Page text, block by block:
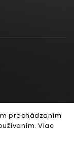
prechádzaním
Viac